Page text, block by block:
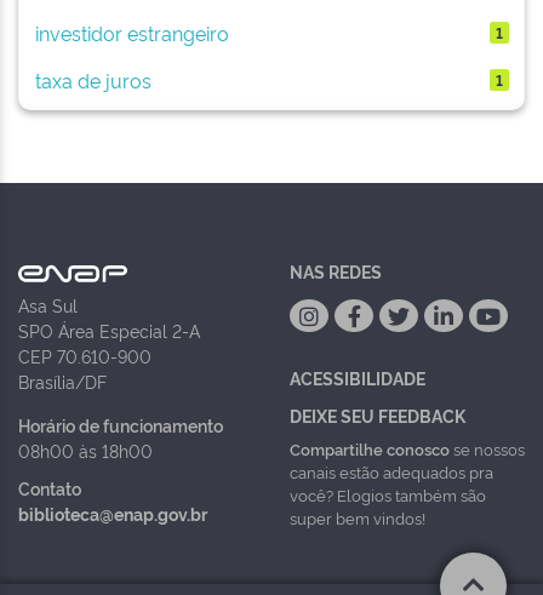
investidor estrangeiro 1
taxa de juros 1
Asa Sul
SPO Área Especial 2-A
CEP 70.610-900
Brasília/DF
Horário de funcionamento
08h00 às 18h00
Contato
biblioteca@enap.gov.br
NAS REDES
ACESSIBILIDADE
DEIXE SEU FEEDBACK
Compartilhe conoscose nossos
canais estão adequados pra
você? Elogios também são
super bem vindos!